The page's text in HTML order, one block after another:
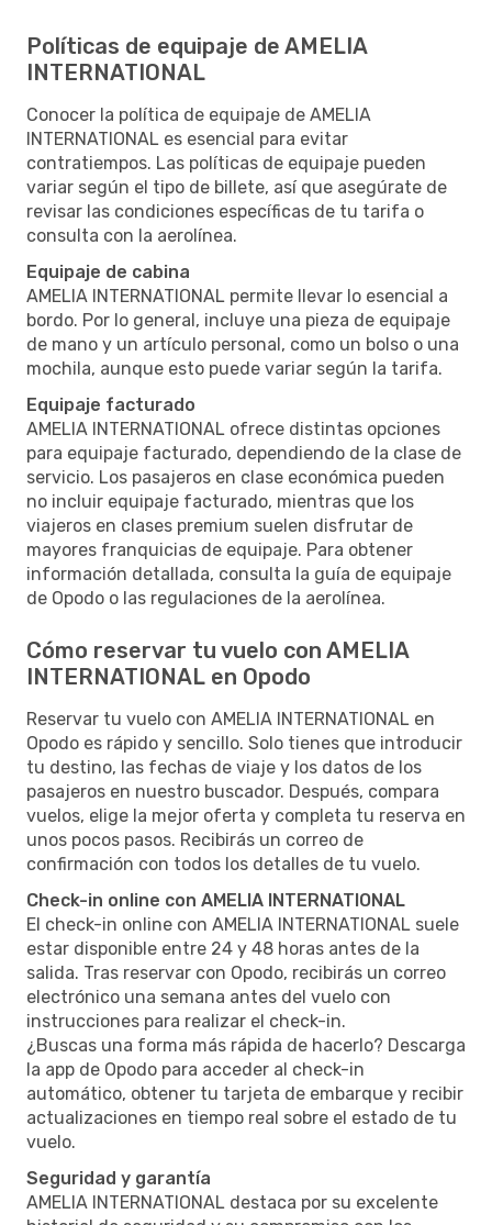
Políticas de equipaje de AMELIA
INTERNATIONAL
Conocer la política de equipaje de AMELIA
INTERNATIONAL es esencial para evitar
contratiempos. Las políticas de equipaje pueden
variar según el tipo de billete, así que asegúrate de
revisar las condiciones específicas de tu tarifa o
consulta con la aerolínea.
Equipaje de cabina
AMELIA INTERNATIONAL permite llevar lo esencial a
bordo. Por lo general, incluye una pieza de equipaje
de mano y un artículo personal, como un bolso o una
mochila, aunque esto puede variar según la tarifa.
Equipaje facturado
AMELIA INTERNATIONAL ofrece distintas opciones
para equipaje facturado, dependiendo de la clase de
servicio. Los pasajeros en clase económica pueden
no incluir equipaje facturado, mientras que los
viajeros en clases premium suelen disfrutar de
mayores franquicias de equipaje. Para obtener
información detallada, consulta la guía de equipaje
de Opodo o las regulaciones de la aerolínea.
Cómo reservar tu vuelo con AMELIA
INTERNATIONAL en Opodo
Reservar tu vuelo con AMELIA INTERNATIONAL en
Opodo es rápido y sencillo. Solo tienes que introducir
tu destino, las fechas de viaje y los datos de los
pasajeros en nuestro buscador. Después, compara
vuelos, elige la mejor oferta y completa tu reserva en
unos pocos pasos. Recibirás un correo de
confirmación con todos los detalles de tu vuelo.
Check-in online con AMELIA INTERNATIONAL
El check-in online con AMELIA INTERNATIONAL suele
estar disponible entre 24 y 48 horas antes de la
salida. Tras reservar con Opodo, recibirás un correo
electrónico una semana antes del vuelo con
instrucciones para realizar el check-in.
¿Buscas una forma más rápida de hacerlo? Descarga
la app de Opodo para acceder al check-in
automático, obtener tu tarjeta de embarque y recibir
actualizaciones en tiempo real sobre el estado de tu
vuelo.
Seguridad y garantía
AMELIA INTERNATIONAL destaca por su excelente